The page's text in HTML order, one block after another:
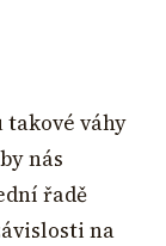
takové váhy
nás
řadě
na